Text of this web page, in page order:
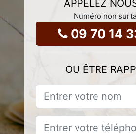
APPELEZ
Numéro non
09 70 14
OU ÊTRE